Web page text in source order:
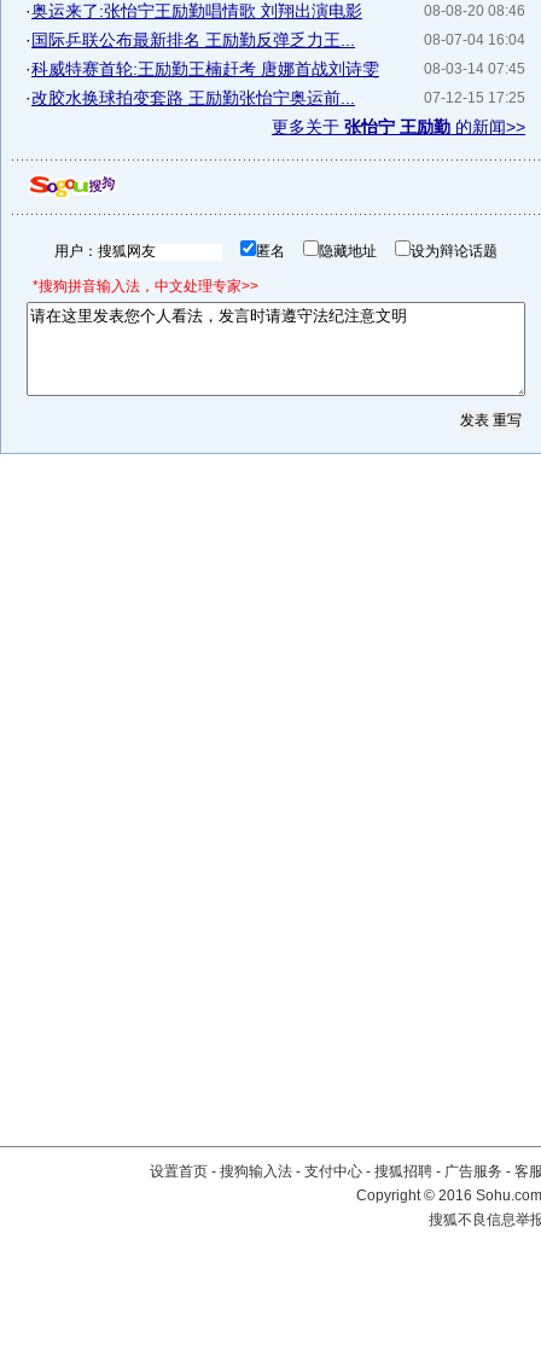
08-08-20 08:46
·奥运来了:张怡宁王励勤唱情歌 刘翔出演电影
08-07-04 16:04
·国际乒联公布最新排名 王励勤反弹乏力王...
08-03-14 07:45
·科威特赛首轮:王励勤王楠赶考 唐娜首战刘诗雯
07-12-15 17:25
·改胶水换球拍变套路 王励勤张怡宁奥运前...
更多关于 张怡宁 王励勤 的新闻>>
用户： 匿名 隐藏地址 设为辩论话题
*搜狗拼音输入法，中文处理专家>>
设置首页 - 搜狗输入法 - 支付中心 - 搜狐招聘 - 广告服务 - 客
Copyright©2016
搜狐不良信息举